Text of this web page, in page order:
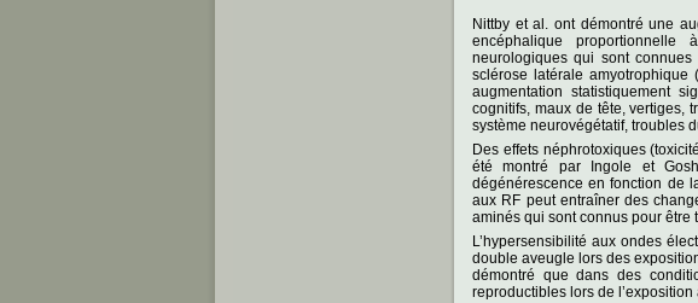
Nittby et al. ont démontré une
encéphalique
neurologiques qui sont
sclérose latérale
augmentation statistiquement
cognitifs, maux de tête, vertiges,
système neurovégétatif, troubles
Des effets néphrotoxiques
été montré par Ingole et
dégénérescence en fonction de
aux RF peut entraîner des
aminés qui sont connus pour
L’hypersensibilité aux ondes
double aveugle lors des
démontré que dans des
reproductibles lors de